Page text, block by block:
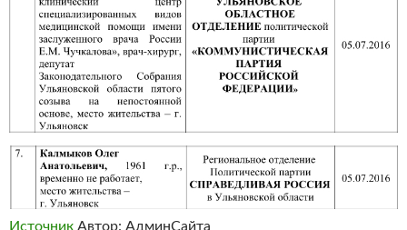
Источник Автор: АдминСайта